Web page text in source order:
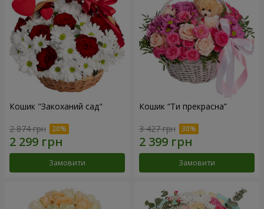
Кошик "Закоханий сад"
2 874 грн
Замовити
Кошик “Ти прекрасна”
3 427 грн
Замовити